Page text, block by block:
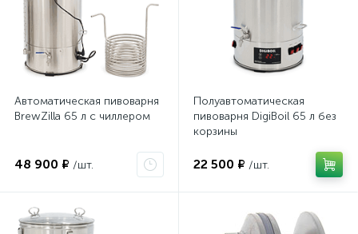
Автоматическая пивоварня
BrewZilla 65 л с чиллером
48 900 ₽ /шт.
Полуавтоматическая
пивоварня DigiBoil 65 л без
корзины
22 500 ₽ /шт.